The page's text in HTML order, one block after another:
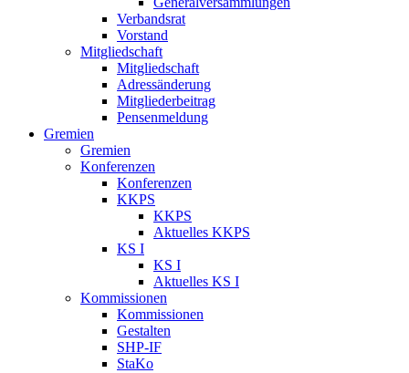
Verbandsrat
Vorstand
Mitgliedschaft
Mitgliedschaft
Adressänderung
Mitgliederbeitrag
Pensenmeldung
Gremien
Gremien
Konferenzen
Konferenzen
KKPS
KKPS
Aktuelles KKPS
KS I
KS I
Aktuelles KS I
Kommissionen
Kommissionen
Gestalten
SHP-IF
StaKo